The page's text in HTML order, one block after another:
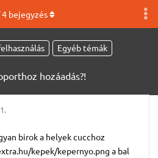
Egyéb témák
hozáadás?!
4bejegyzés
birok a helyek cucchoz
kepek/kepernyo.png a bal